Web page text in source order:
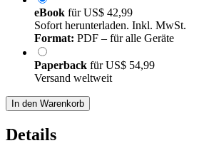
eBook fürUS$ 42,99
Sofort herunterladen. Inkl. MwSt.
Format: PDF – für alle Geräte
Paperback fürUS$ 54,99
Versand weltweit
In den Warenkorb
Details